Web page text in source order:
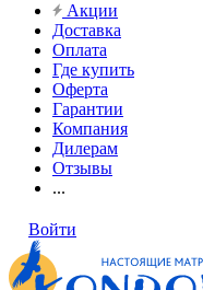
Акции
Доставка
Оплата
Где купить
Оферта
Гарантии
Компания
Дилерам
Отзывы
...
Войти